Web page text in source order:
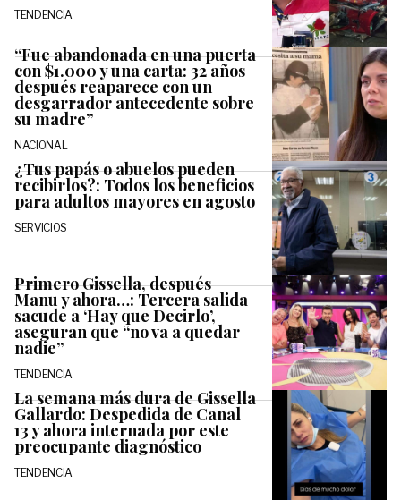
TENDENCIA
“Fue abandonada en una puerta
con $1.000 y una carta: 32 años
después reaparece con un
desgarrador antecedente sobre
su madre”
NACIONAL
¿Tus papás o abuelos pueden
recibirlos?: Todos los beneficios
para adultos mayores en agosto
SERVICIOS
Primero Gissella, después
Manu y ahora…: Tercera salida
sacude a ‘Hay que Decirlo’,
aseguran que “no va a quedar
nadie”
TENDENCIA
La semana más dura de Gissella
Gallardo: Despedida de Canal
13 y ahora internada por este
preocupante diagnóstico
TENDENCIA